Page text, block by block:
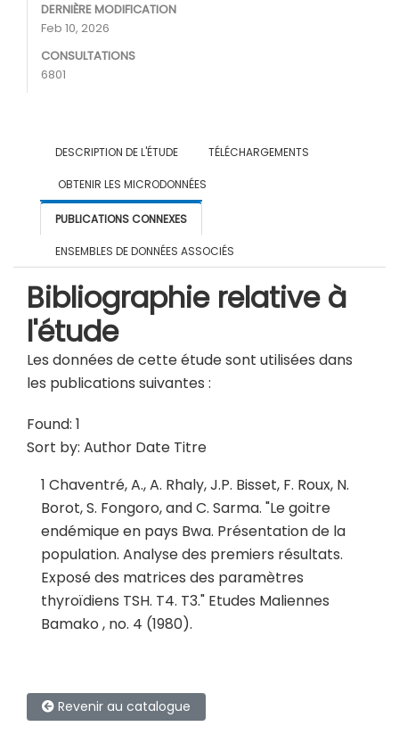
DERNIÈRE MODIFICATION
Feb 10, 2026
CONSULTATIONS
6801
DESCRIPTION DE L'ÉTUDE TÉLÉCHARGEMENTS
OBTENIR LES MICRODONNÉES
PUBLICATIONS CONNEXES
ENSEMBLES DE DONNÉES ASSOCIÉS
Bibliographie relative à
l'étude
Les données de cette étude sont utilisées dans
les publications suivantes :
Found: 1
Sort by: Author Date Titre
1 Chaventré, A., A. Rhaly, J.P. Bisset, F. Roux, N.
Borot, S. Fongoro, and C. Sarma. "Le goitre
endémique en pays Bwa. Présentation de la
population. Analyse des premiers résultats.
Exposé des matrices des paramètres
thyroïdiens TSH. T4. T3." Etudes Maliennes
Bamako , no. 4 (1980).
Revenir au catalogue